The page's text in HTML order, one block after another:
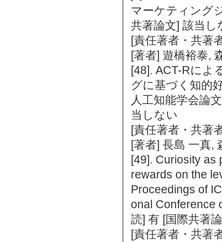
マーケティング
共著論文] 該当し
[責任著者・共著
[著者] 遊橋裕泰,
[48]. ACT-Rによ
グに基づく知的
人工知能学会論
当しない
[責任著者・共著
[著者] 長島 一真,
[49]. Curiosity as
rewards on the
Proceedings of
onal Conference
読] 有 [国際共著
[責任著者・共著